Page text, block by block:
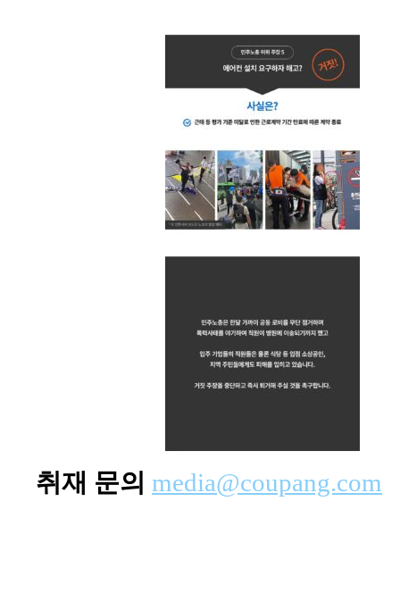
취재 문의 media@coupang.com